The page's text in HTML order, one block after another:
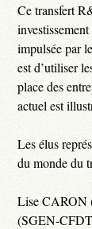
Ce transfert
impulsée par
est d’utiliser
place des
actuel est
Les élus
du monde du
Lise CARON
(SGEN-